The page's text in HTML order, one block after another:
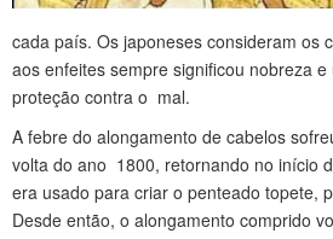
cada país. Os japoneses consideram os
aos enfeites sempre significou nobreza
proteção contra o mal.
A febre do alongamento de cabelos
volta do ano 1800, retornando no início
era usado para criar o penteado topete,
Desde então, o alongamento comprido